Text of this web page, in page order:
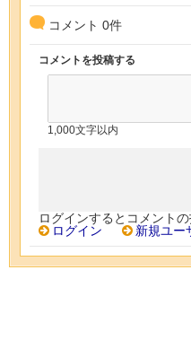
コメント 0件
コメントを投稿する
1,000文字以内
ログインするとコメントの
ログイン
新規ユー